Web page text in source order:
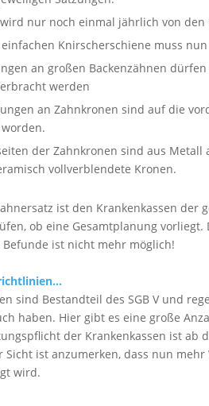
nur noch einmal jährlich von den
Knirscherschiene muss
an großen Backenzähnen
werden
an Zahnkronen sind auf die
der Zahnkronen sind aus
vollverblendete Kronen.
ist den Krankenkassen
ob eine Gesamtplanung vorliegt.
ist nicht mehr möglich!
sind Bestandteil des SGB V und
haben. Hier gibt es eine große
der Krankenkassen ist ab
Sicht ist anzumerken, dass nun
wird.